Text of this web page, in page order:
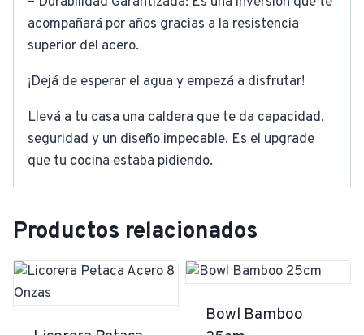
acompañará por años gracias a la resistencia
superior del acero.
¡Dejá de esperar el agua y empezá a disfrutar!
Llevá a tu casa una caldera que te da capacidad,
seguridad y un diseño impecable. Es el upgrade
que tu cocina estaba pidiendo.
Productos relacionados
Bowl Bamboo